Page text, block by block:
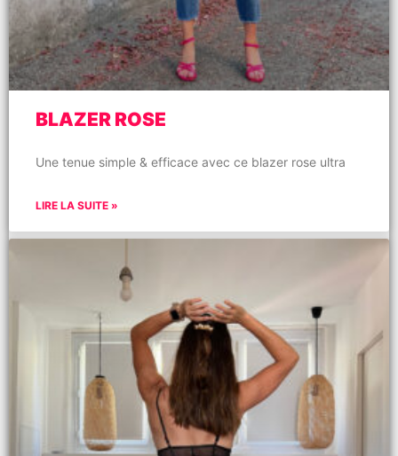
BLAZER ROSE
Une tenue simple & efficace avec ce blazer rose ultra
LIRE LA SUITE »